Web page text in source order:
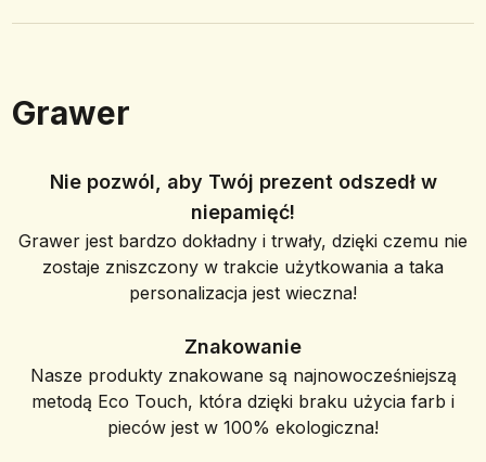
Grawer
Nie pozwól, aby Twój prezent odszedł w
niepamięć!
Grawer jest bardzo dokładny i trwały, dzięki czemu nie
zostaje zniszczony w trakcie użytkowania a taka
personalizacja jest wieczna!
Znakowanie
Nasze produkty znakowane są najnowocześniejszą
metodą Eco Touch, która dzięki braku użycia farb i
pieców jest w 100% ekologiczna!